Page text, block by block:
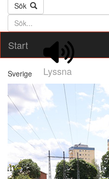
Sök
Söktext
Start
Lyssna
Sverige